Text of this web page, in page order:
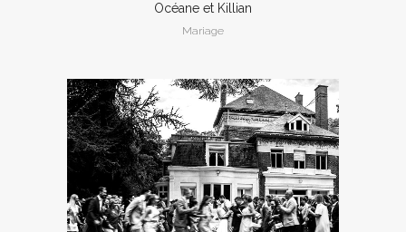
Océane et Killian
Mariage